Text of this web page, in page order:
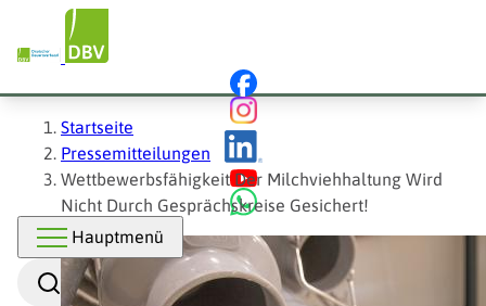
Inhalt
Hauptnavigation
Hauptmenü
Suche
Pfadnavigation
Startseite
Pressemitteilungen
Wettbewerbsfähigkeit Der Milchviehhaltung Wird
Nicht Durch Gesprächskreise Gesichert!